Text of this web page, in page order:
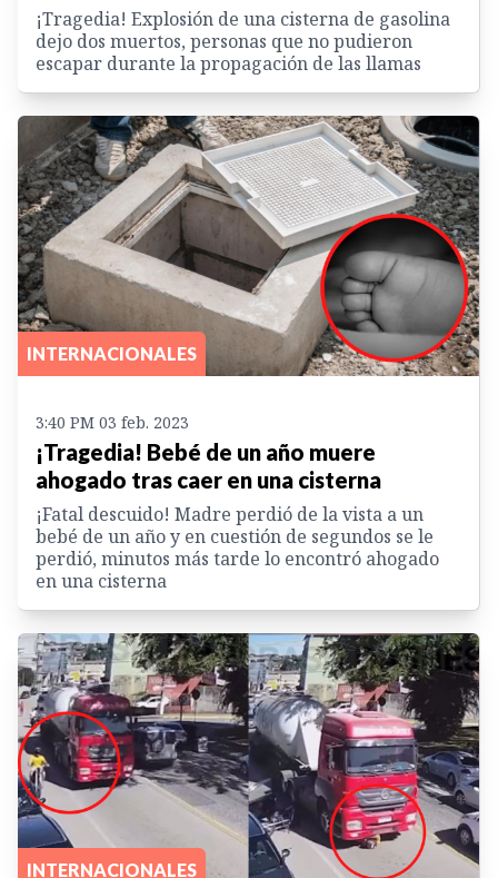
¡Tragedia! Explosión de una cisterna de gasolina
dejo dos muertos, personas que no pudieron
escapar durante la propagación de las llamas
INTERNACIONALES
3:40 PM 03 feb. 2023
¡Tragedia! Bebé de un año muere
ahogado tras caer en una cisterna
¡Fatal descuido! Madre perdió de la vista a un
bebé de un año y en cuestión de segundos se le
perdió, minutos más tarde lo encontró ahogado
en una cisterna
INTERNACIONALES